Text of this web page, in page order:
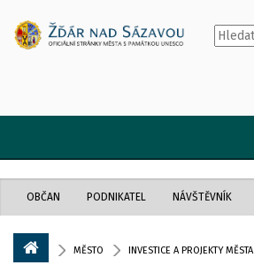
OBČAN PODNIKATEL NÁVŠTĚVNÍK
MĚSTO INVESTICE A PROJEKTY MĚSTA